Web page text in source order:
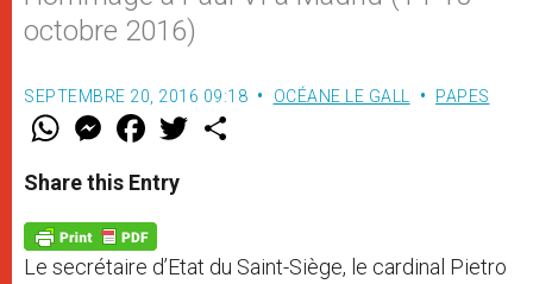
octobre 2016)
SEPTEMBRE 20, 2016 09:18 OCÉANE LE GALL PAPES
W
t
s
p
p
M
e
s
e
g
e
r
F
a
e
b
o
k
w
Share this Entry
Le secrétaire d’Etat du Saint-Siège, le cardinal Pietro